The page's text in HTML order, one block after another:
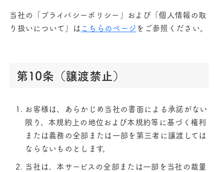
当社の「プライバシーポリシー」および「個人情報の取
り扱いについて」は こちらのページ をご参照ください。
第10条（譲渡禁止）
お客様は、あらかじめ当社の書面による承諾がない
限り、本規約上の地位および本規約等に基づく権利
または義務の全部または一部を第三者に譲渡しては
ならないものとします。
当社は、本サービスの全部または一部を当社の裁量